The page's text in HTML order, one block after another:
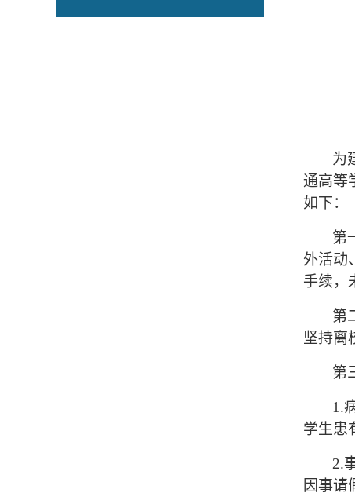
为
通高等
如下：
第
外活动
手续，
第
坚持离
第
1.
学生患
2.
因事请